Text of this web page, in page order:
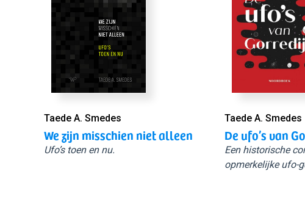
Taede A. Smedes
We zijn misschien niet alleen
Ufo’s toen en nu.
Taede A. Smedes
De ufo’s van
Een historische
opmerkelijke ufo-